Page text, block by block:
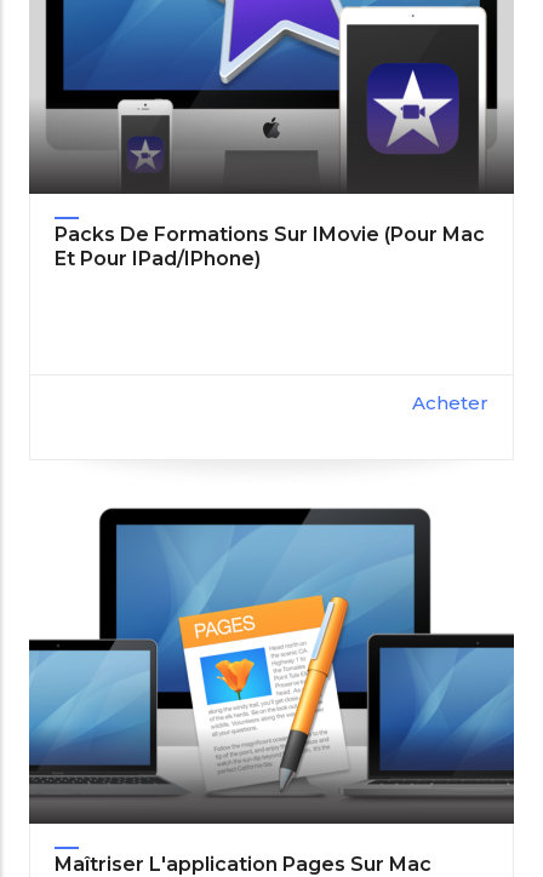
Packs De Formations Sur IMovie (pour Mac
Et Pour IPad/iPhone)
Acheter
Maîtriser L'application Pages Sur Mac